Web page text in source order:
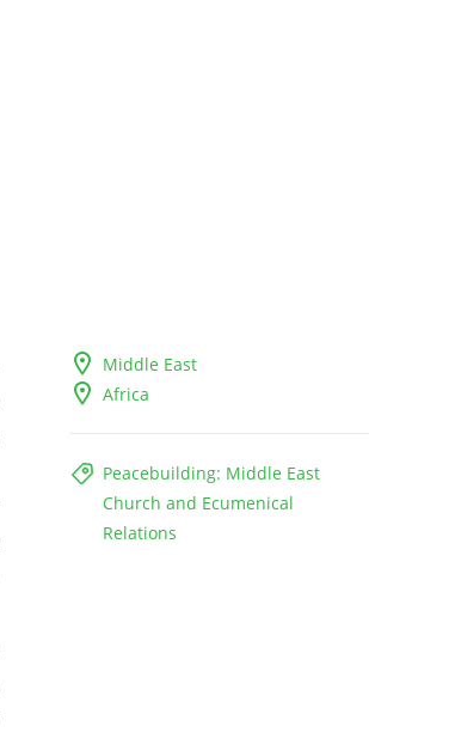
Middle East
Africa
Peacebuilding: Middle East
Church and Ecumenical
Relations